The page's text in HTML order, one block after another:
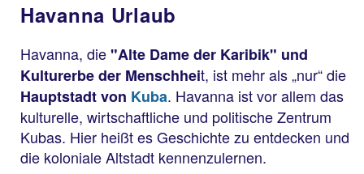
Havanna Urlaub
Havanna, die"Alte Dame der Karibik" und
Kulturerbe der Menschheit, ist mehr als „nur“ die
Hauptstadt von Kuba. Havanna ist vor allem das
kulturelle, wirtschaftliche und politische Zentrum
Kubas. Hier heißt es Geschichte zu entdecken und
die koloniale Altstadt kennenzulernen.